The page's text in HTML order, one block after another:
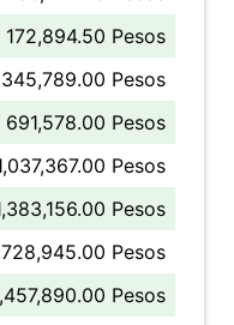
172,894.50 Pesos
345,789.00 Pesos
691,578.00 Pesos
Pesos
Pesos
Pesos
Pesos